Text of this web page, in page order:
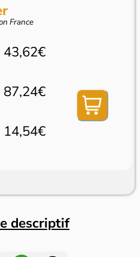
France
43,62€
87,24€
14,54€
descriptif